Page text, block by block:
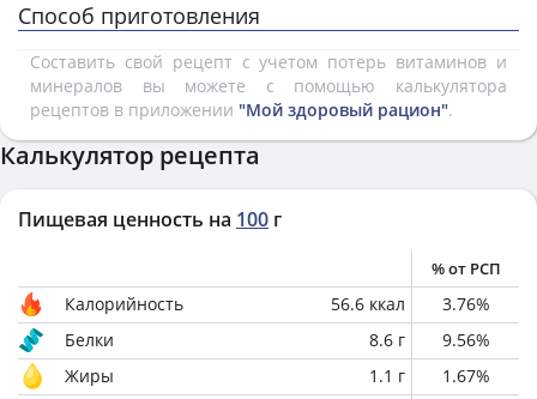
Способ приготовления
Составить свой рецепт с учетом потерь витаминов и
минералов вы можете с помощью калькулятора
рецептов в приложении "Мой здоровый рацион".
Калькулятор рецепта
Пищевая ценность на 100 г
% от РСП
Калорийность 56.6 ккал 3.76%
Белки
8.6 г 9.56%
Жиры
1.1 г 1.67%